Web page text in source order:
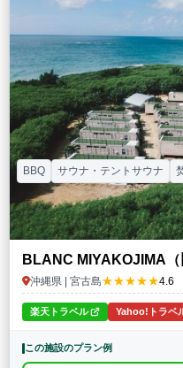
BLANC MIYAKOJIMA
沖縄県 | 宮古島★★★★★4.6
BBQ サウナ・テントサウナ
楽天トラベル Yahoo!トラベ
この施設のプラン例